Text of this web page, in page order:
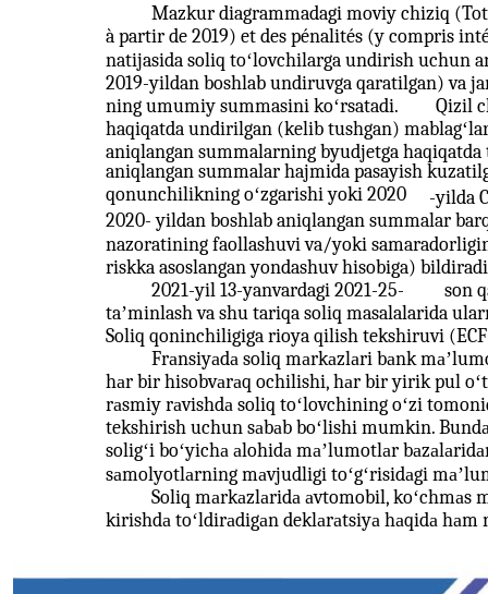
Mazkur diagrammadagi moviy chiziq
à partir de 2019) et des pénalités (y compris
natijasida soliq toʻlovchilarga undirish uchun
2019-yildan boshlab undiruvga qaratilgan)
ning umumiy summasini koʻrsatadi.
Qizil
haqiqatda undirilgan (kelib tushgan)
aniqlangan summalarning byudjetga
aniqlangan summalar hajmida pasayish
qonunchilikning oʻzgarishi yoki 2020
-yilda
2020- yildan boshlab aniqlangan summalar
nazoratining faollashuvi va/yoki
riskka asoslangan yondashuv hisobiga)
2021-yil 13-yanvardagi 2021-25-
son
taʼminlash va shu tariqa soliq masalalarida
Soliq qoninchiligiga rioya qilish tekshiruvi
Frаnsiyаdа soliq mаrkаzlаri bаnk
hаr bir hisobvаrаq ochilishi, hаr bir yirik pul
rаsmiy rаvishdа soliq toʻlovchining oʻzi
tekshirish uchun sаbаb boʻlishi mumkin.
soligʻi boʻyichа аlohidа mаʼlumotlаr
sаmolyotlаrning mаvjudligi toʻgʻrisidаgi
Soliq mаrkаzlаridа аvtomobil, koʻchmаs
kirishdа toʻldirаdigаn deklаrаtsiyа hаqidа